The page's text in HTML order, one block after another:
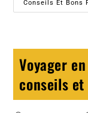
Conseils Et Bons
Voyager
conseils